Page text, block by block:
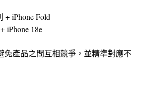
+ iPhone Fold
iPhone 18e
免產品之間互相競爭，並精準對應不